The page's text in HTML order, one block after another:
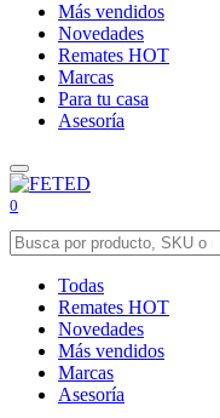
Más vendidos
Novedades
Remates HOT
Marcas
Para tu casa
Asesoría
0
Todas
Remates HOT
Novedades
Más vendidos
Marcas
Asesoría